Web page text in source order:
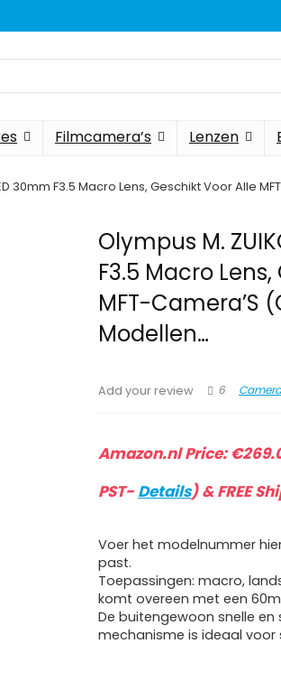
Filmcamera’s Lenzen
30mm F3.5 Macro Lens, Geschikt Voor Alle
Olympus M.
F3.5 Macro
MFT-Camera’S
Modellen…
Add your review 6
Amazon.nl Price:€
PST- Details)&FREE
Voer het modelnummer
past.
Toepassingen: macro,
komt overeen met een
De buitengewoon snelle
mechanisme is ideaal